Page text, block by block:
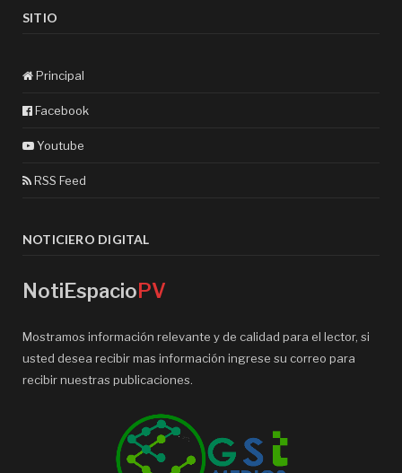
SITIO
Principal
Facebook
Youtube
RSS Feed
NOTICIERO DIGITAL
NotiEspacioPV
Mostramos información relevante y de calidad para el lector, si
usted desea recibir mas información ingrese su correo para
recibir nuestras publicaciones.